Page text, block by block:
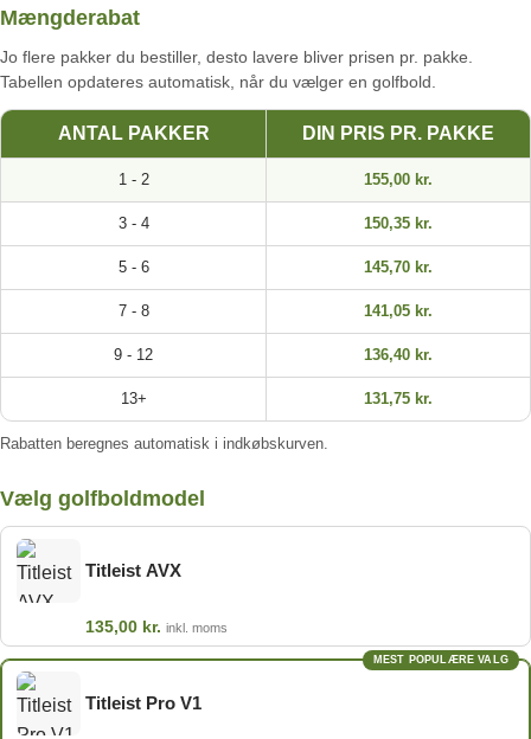
Mængderabat
Jo flere pakker du bestiller, desto lavere bliver prisen pr. pakke.
Tabellen opdateres automatisk, når du vælger en golfbold.
ANTAL PAKKER DIN PRIS PR. PAKKE
1 - 2 155,00 kr.
3 - 4 150,35 kr.
5 - 6 145,70 kr.
7 - 8 141,05 kr.
9 - 12 136,40 kr.
13+ 131,75 kr.
Rabatten beregnes automatisk i indkøbskurven.
Vælg golfboldmodel
Titleist AVX
135,00 kr. inkl. moms
Titleist Pro V1
MEST POPULÆRE VALG